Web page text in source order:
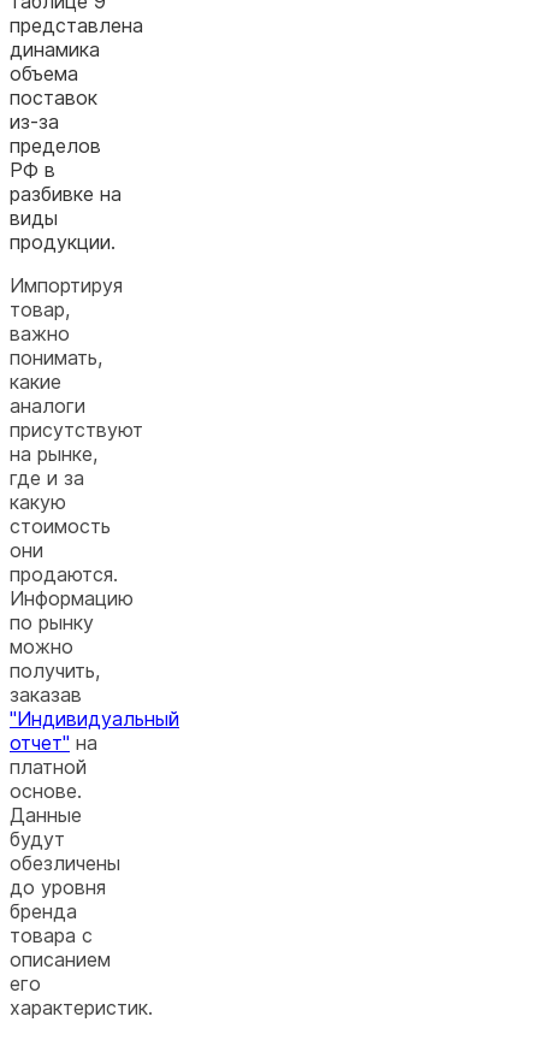
представлена
динамика
объема
поставок
из-за
пределов
РФ в
разбивке на
виды
продукции.
Импортируя
товар,
важно
понимать,
какие
аналоги
присутствуют
на рынке,
где и за
какую
стоимость
они
продаются.
Информацию
по рынку
можно
получить,
заказав
"Индивидуальный
отчет" на
платной
основе.
Данные
будут
обезличены
до уровня
бренда
товара с
описанием
его
характеристик.